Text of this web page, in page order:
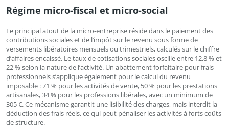
Régime micro-fiscal et micro-social
Le principal atout de la micro-entreprise réside dans le paiement des
contributions sociales et de l’impôt sur le revenu sous forme de
versements libératoires mensuels ou trimestriels, calculés sur le chiffre
d’affaires encaissé. Le taux de cotisations sociales oscille entre 12,8 % et
22 % selon la nature de l’activité. Un abattement forfaitaire pour frais
professionnels s’applique également pour le calcul du revenu
imposable : 71 % pour les activités de vente, 50 % pour les prestations
artisanales, 34 % pour les professions libérales, avec un minimum de
305 €. Ce mécanisme garantit une lisibilité des charges, mais interdit la
déduction des frais réels, ce qui peut pénaliser les activités à forts coûts
de structure.